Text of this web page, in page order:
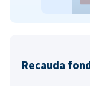
Recauda